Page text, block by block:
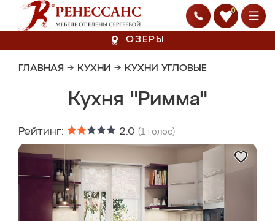
0
ОЗЕРЫ
ГЛАВНАЯ → КУХНИ → КУХНИ УГЛОВЫЕ
Кухня "Римма"
Рейтинг: 2.0 (1 голос)